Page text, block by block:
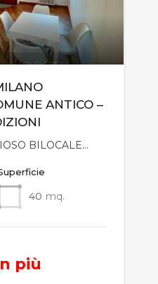
ANTICO –
BILOCALE…
40 mq.
più